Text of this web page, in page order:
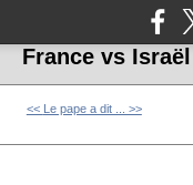
France vs Israël
<< Le pape a dit ... >>